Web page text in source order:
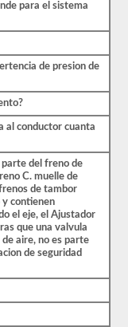
para el sistema
de presion de
al conductor cuanta
del freno de
C. muelle de
de tambor
y contienen
el eje, el Ajustador
que una valvula
aire, no es parte
de seguridad